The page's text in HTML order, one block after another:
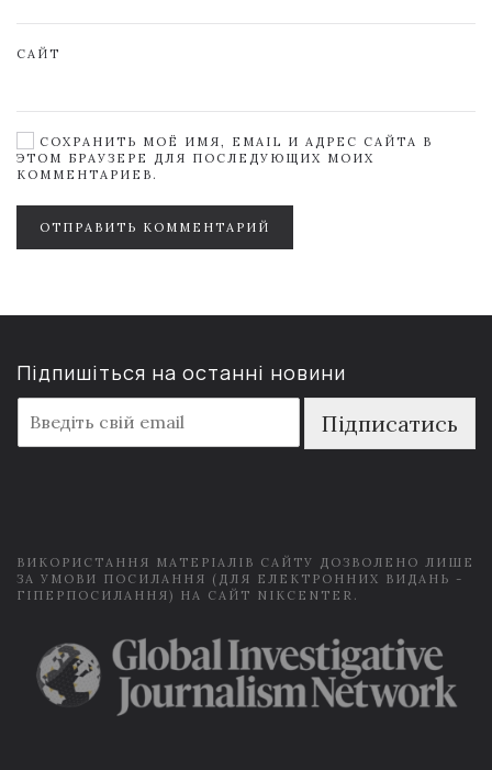
САЙТ
СОХРАНИТЬ МОЁ ИМЯ, EMAIL И АДРЕС САЙТА В
ЭТОМ БРАУЗЕРЕ ДЛЯ ПОСЛЕДУЮЩИХ МОИХ
КОММЕНТАРИЕВ.
ОТПРАВИТЬ КОММЕНТАРИЙ
Підпишіться на останні новини
m
a
Підписатись
ВИКОРИСТАННЯ МАТЕРІАЛІВ САЙТУ ДОЗВОЛЕНО ЛИШЕ
ЗА УМОВИ ПОСИЛАННЯ (ДЛЯ ЕЛЕКТРОННИХ ВИДАНЬ -
ГІПЕРПОСИЛАННЯ) НА САЙТ NIKCENTER.